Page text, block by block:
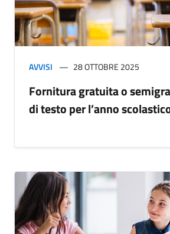
AVVISI 28 OTTOBRE 2025
Fornitura gratuita o
di testo per l’anno